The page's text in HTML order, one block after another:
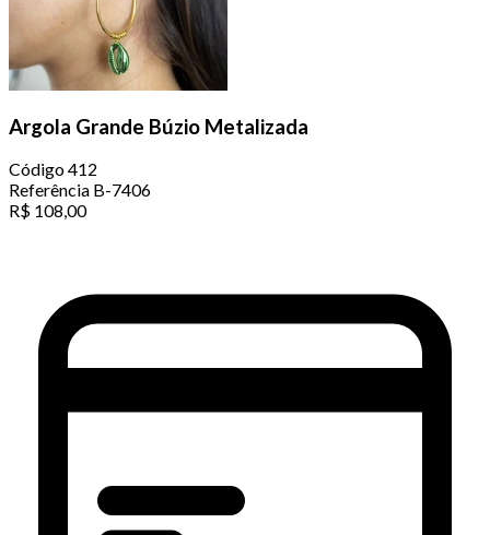
Argola Grande Búzio Metalizada
Código412
Referência B-7406
R$ 108,00